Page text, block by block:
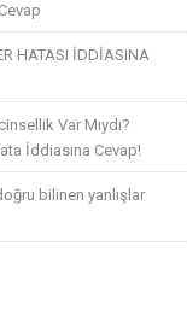
HATASI İDDİASINA
Var Mıydı?
İddiasına Cevap!
bilinen yanlışlar